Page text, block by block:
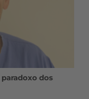
dos